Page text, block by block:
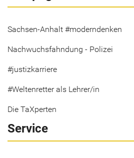
Sachsen-Anhalt #moderndenken
Nachwuchsfahndung - Polizei
#justizkarriere
#Weltenretter als Lehrer/in
Die TaXperten
Service